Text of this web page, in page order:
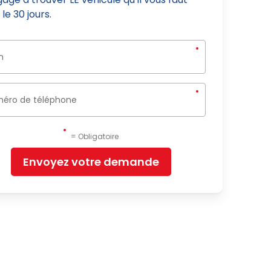
30 jours.
= Obligatoire
Envoyez votre demande